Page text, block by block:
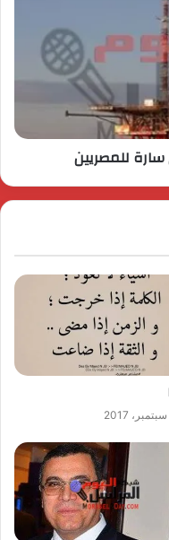
للمصريين